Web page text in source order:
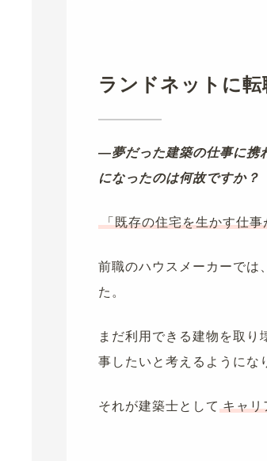
ランドネットに
―夢だった建築の仕事に携
になったのは何故ですか？
「既存の住宅を生かす仕
前職のハウスメーカーでは
た。
まだ利用できる建物を取
事したいと考えるようにな
それが建築士として キャリ